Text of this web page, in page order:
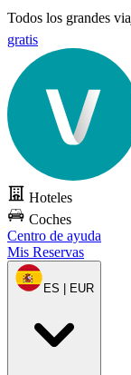
Todos los grandes
gratis
Hoteles
Coches
Centro de ayuda
Mis Reservas
ES | EUR